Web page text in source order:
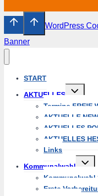
WordPress
Banner
START
AKTUELLES
Untermenü
umschalten
Termine FREIE
AKTUELLE
AKTUELLES
AKTUELLES
Links
Kommunalwahl
Kommunalwahl
Erste